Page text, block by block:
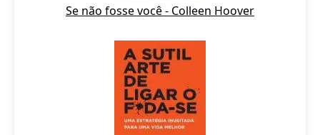
Se não fosse você - Colleen Hoover